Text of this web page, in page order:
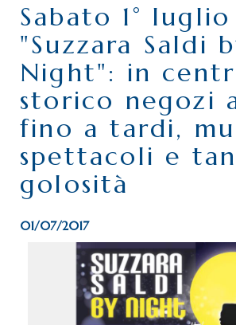
PERCHÉ ASSOCIARSI?
DOVE SIAMO
CONTATTI
Sabato 1°
"Suzzara Saldi
Night": in
storico negozi
fino a tardi,
spettacoli e
golosità
01/07/2017